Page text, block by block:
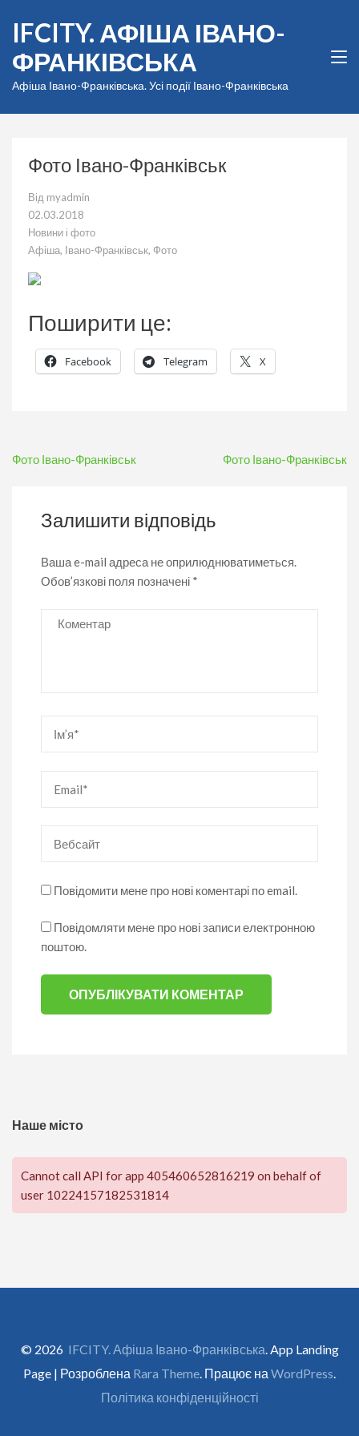
вмісту
(натисніть
Enter)
IFCITY. АФІША ІВАНО-
ФРАНКІВСЬКА
Афіша Івано-Франківська. Усі події Івано-Франківська
Фото Івано-Франківськ
Від myadmin
02.03.2018
Новини і фото
Афіша, Івано-Франківськ, Фото
Поширити це:
Facebook Telegram X
Навігація
Фото Івано-Франківськ Фото Івано-Франківськ
Залишити відповідь
Ваша e-mail адреса не оприлюднюватиметься.
Обов’язкові поля позначені *
Коментар
Повідомити мене про нові коментарі по email.
Повідомляти мене про нові записи електронною
поштою.
Наше місто
Cannot call API for app 405460652816219 on behalf of
user 10224157182531814
© 2026 IFCITY. Афіша Івано-Франківська . App Landing
Page | Розроблена Rara Theme . Працює на WordPress
Політика конфіденційності